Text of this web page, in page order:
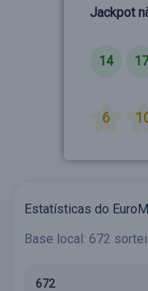
Jackpot
14 17
6
Estatísticas do
Base local: 672
672